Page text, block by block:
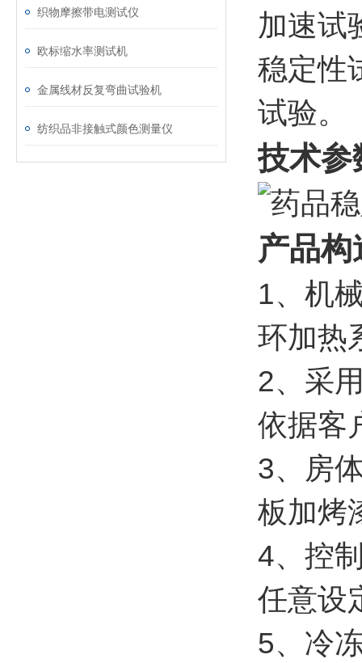
织物摩擦带电测试仪
欧标缩水率测试机
金属线材反复弯曲试验机
纺织品非接触式颜色测量仪
加速试
稳定性
试验。
技术参
产品构
1、机
环加热
2、采
依据客
3、房
板加烤
4、控
任意设
5、冷